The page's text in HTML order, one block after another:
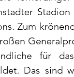
Zum
für
Das sind